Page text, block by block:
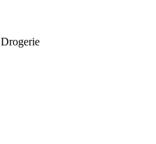
Drogerie